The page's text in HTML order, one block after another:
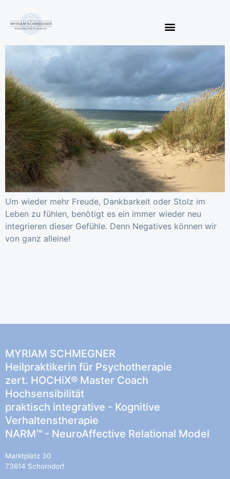
Um wieder mehr Freude, Dankbarkeit oder Stolz im
Leben zu fühlen, benötigt es ein immer wieder neu
integrieren dieser Gefühle. Denn Negatives können wir
von ganz alleine!
MYRIAM SCHMEGNER
Heilpraktikerin für Psychotherapie
zert. HOCHiX® Master Coach
Hochsensibilität
praktisch integrative - Kognitive
Verhaltenstherapie
NARM™ - NeuroAffective Relational Model
Marktplatz 30
73614 Schorndorf